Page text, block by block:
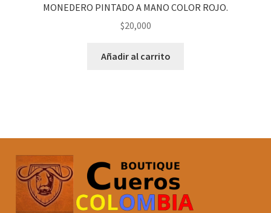
MONEDERO PINTADO A MANO COLOR ROJO.
$20,000
Añadir al carrito